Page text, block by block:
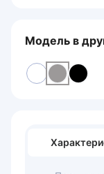
Модель в